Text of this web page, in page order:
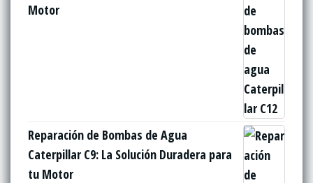
Motor
Reparación de Bombas de Agua
Caterpillar C9: La Solución Duradera para
tu Motor